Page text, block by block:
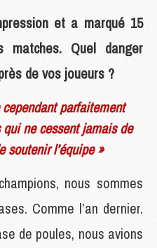
et a marqué 15
Quel danger
de vos joueurs ?
parfaitement
qui ne cessent jamais de
soutenir l’équipe »
nous sommes
Comme l’an dernier.
de poules, nous avions